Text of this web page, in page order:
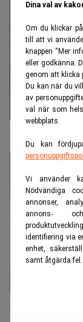
Dina val av
Om du klickar
till att vi
knappen “Mer
eller godkänna.
genom att klicka
Du kan när du
av
val när som
webbplats.
Du kan
Vi använder
Nödvändiga
annonser,
annons-
identifiering via
enhet,
samt åtgärda fel.
Miljövänligt